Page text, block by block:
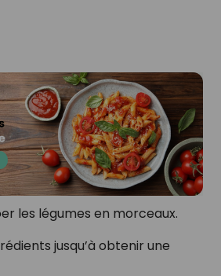
les légumes en morceaux.
jusqu’à obtenir une